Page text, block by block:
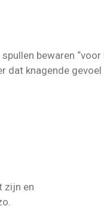
bewaren
dat knagende
zijn en